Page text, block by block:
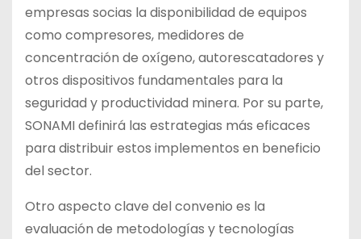
empresas socias la disponibilidad de equipos
como compresores, medidores de
concentración de oxígeno, autorescatadores y
otros dispositivos fundamentales para la
seguridad y productividad minera. Por su parte,
SONAMI definirá las estrategias más eficaces
para distribuir estos implementos en beneficio
del sector.
Otro aspecto clave del convenio es la
evaluación de metodologías y tecnologías